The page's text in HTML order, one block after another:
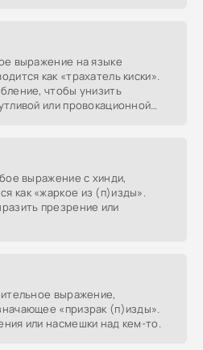
выражение на языке
как «трахатель киски».
чтобы унизить
или провокационной
выражение с хинди,
как «жаркое из (п)изды».
презрение или
выражение,
«призрак (п)изды».
или насмешки над кем-то.